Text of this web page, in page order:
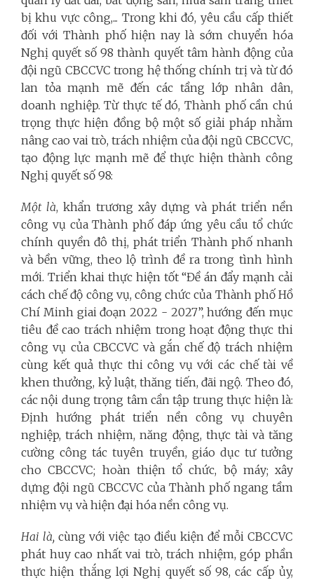
bị khu vực công,... Trong khi đó, yêu cầu cấp thiết
đối với Thành phố hiện nay là sớm chuyển hóa
Nghị quyết số 98 thành quyết tâm hành động của
đội ngũ CBCCVC trong hệ thống chính trị và từ đó
lan tỏa mạnh mẽ đến các tầng lớp nhân dân,
doanh nghiệp. Từ thực tế đó, Thành phố cần chú
trọng thực hiện đồng bộ một số giải pháp nhằm
nâng cao vai trò, trách nhiệm của đội ngũ CBCCVC,
tạo động lực mạnh mẽ để thực hiện thành công
Nghị quyết số 98:
Một là, khẩn trương xây dựng và phát triển nền
công vụ của Thành phố đáp ứng yêu cầu tổ chức
chính quyền đô thị, phát triển Thành phố nhanh
và bền vững, theo lộ trình đề ra trong tình hình
mới. Triển khai thực hiện tốt “Đề án đẩy mạnh cải
cách chế độ công vụ, công chức của Thành phố Hồ
Chí Minh giai đoạn 2022 - 2027”, hướng đến mục
tiêu đề cao trách nhiệm trong hoạt động thực thi
công vụ của CBCCVC và gắn chế độ trách nhiệm
cùng kết quả thực thi công vụ với các chế tài về
khen thưởng, kỷ luật, thăng tiến, đãi ngộ. Theo đó,
các nội dung trọng tâm cần tập trung thực hiện là:
Định hướng phát triển nền công vụ chuyên
nghiệp, trách nhiệm, năng động, thực tài và tăng
cường công tác tuyên truyền, giáo dục tư tưởng
cho CBCCVC; hoàn thiện tổ chức, bộ máy; xây
dựng đội ngũ CBCCVC của Thành phố ngang tầm
nhiệm vụ và hiện đại hóa nền công vụ.
Hai là, cùng với việc tạo điều kiện để mỗi CBCCVC
phát huy cao nhất vai trò, trách nhiệm, góp phần
thực hiện thắng lợi Nghị quyết số 98, các cấp ủy,